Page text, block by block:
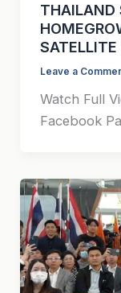
THAILAND
SATELLITE
Leave a
Watch Full
Facebook